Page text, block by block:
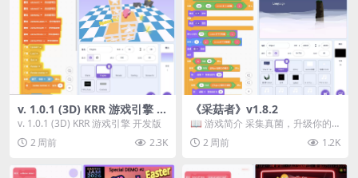
v. 1.0.1 (3D) KRR 游戏引擎 开
发版
v. 1.0.1 (3D) KRR 游戏引擎 开发版
2 周前
2.3K
《采菇者》v1.8.2
📖 游戏简介 采集真菌，升级你的
机体，并前往未知领域探索。 这是
一款静谧的探索冒...
2 周前 1.2K